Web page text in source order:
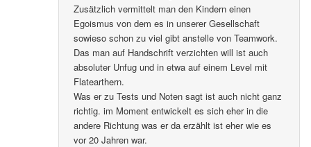
Zusätzlich vermittelt man den Kindern einen
Egoismus von dem es in unserer Gesellschaft
sowieso schon zu viel gibt anstelle von Teamwork.
Das man auf Handschrift verzichten will ist auch
absoluter Unfug und in etwa auf einem Level mit
Flatearthern.
Was er zu Tests und Noten sagt ist auch nicht ganz
richtig. im Moment entwickelt es sich eher in die
andere Richtung was er da erzählt ist eher wie es
vor 20 Jahren war.